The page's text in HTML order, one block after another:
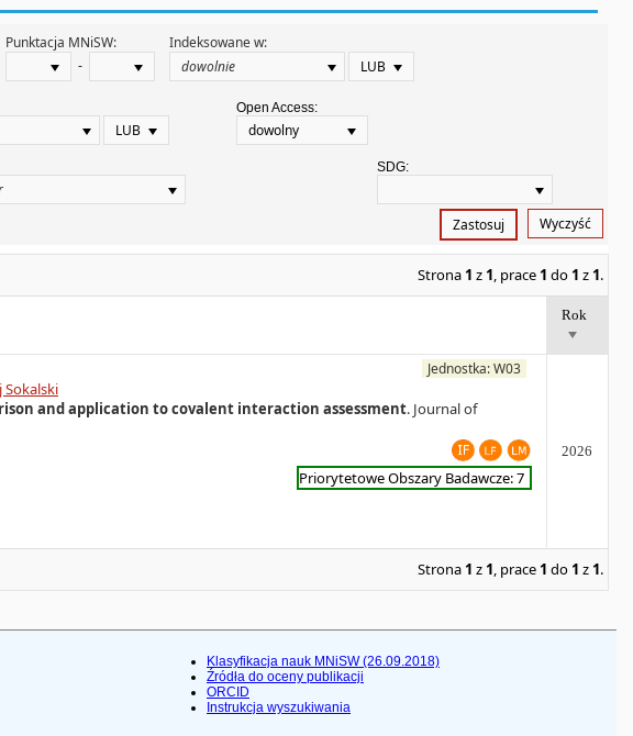
Punktacja MNiSW:
-
Indeksowane w:
LUB
LUB
Open Access:
dowolny
SDG:
Zastosuj Wyczyść
Strona 1 z 1, prace 1 do 1 z 1.
Rok
Strona 1 z 1, prace 1 do 1 z 1.
Jednostka: W03
Sokalski
and application to covalent interaction assessment. Journal of
Priorytetowe Obszary Badawcze: 7
2026
Klasyfikacja nauk MNiSW (26.09.2018)
Źródła do oceny publikacji
ORCID
Instrukcja wyszukiwania